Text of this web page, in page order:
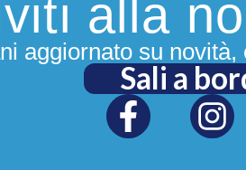
alla
aggiornato su
Sali a